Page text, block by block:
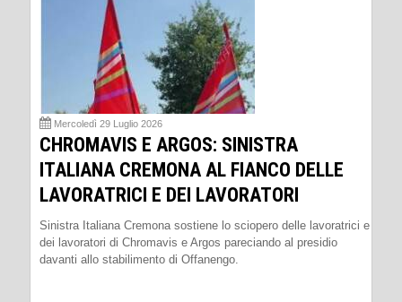
Mercoledì 29 Luglio 2026
CHROMAVIS E ARGOS: SINISTRA
ITALIANA CREMONA AL FIANCO DELLE
LAVORATRICI E DEI LAVORATORI
Sinistra Italiana Cremona sostiene lo sciopero delle lavoratrici e
dei lavoratori di Chromavis e Argos pareciando al presidio
davanti allo stabilimento di Offanengo.